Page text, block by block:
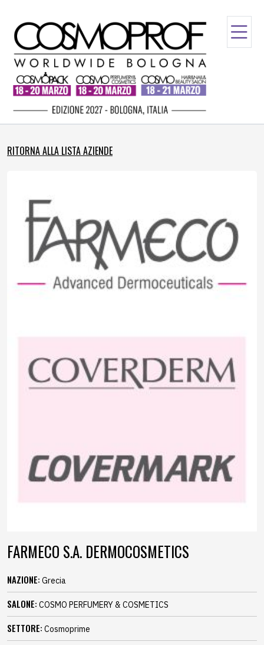
RITORNA ALLA LISTA AZIENDE
FARMECO S.A. DERMOCOSMETICS
NAZIONE: Grecia
SALONE: COSMO PERFUMERY & COSMETICS
SETTORE: Cosmoprime